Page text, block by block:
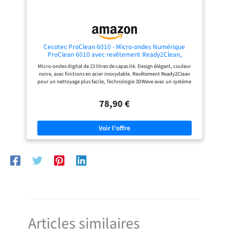
Cecotec ProClean 6010 - Micro-ondes Numérique
ProClean 6010 avec revêtement Ready2Clean,
Technologie 3DWave, 800 W, 23 l, Design élégant, Acier
inoxydable, 8 programmes prédéterminés
Micro-ondes digital de 23 litres de capacité. Design élégant, couleur
noire, avec finitions en acier inoxydable. Revêtement Ready2Clean
pour un nettoyage plus facile, Technologie 3DWave avec un système
prédéterminés pour différents aliments. 800 W de puissance micro-
avertissement acoustique de fin de cuisson. Mode Décongélation par
poids qui s’adapte à tous les aliments. Panneau de contrôle digital avec
écran LED très facile à utiliser. Sécurité enfant pour protéger les plus
petits.
78,90 €
Articles similaires